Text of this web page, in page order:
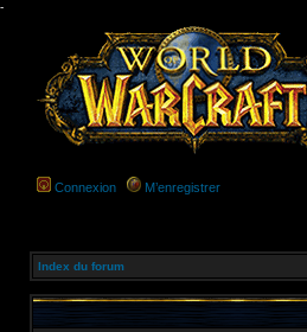
-
Connexion M’enregistrer
Index du forum